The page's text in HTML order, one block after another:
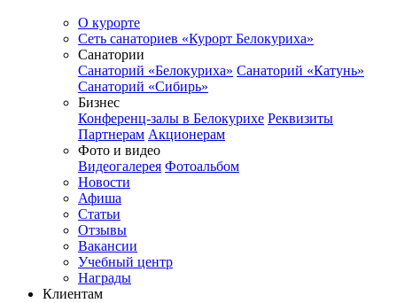
О курорте
Сеть санаториев «Курорт Белокуриха»
Санатории
Санаторий «Белокуриха» Санаторий «Катунь»
Санаторий «Сибирь»
Бизнес
Конференц-залы в Белокурихе Реквизиты
Партнерам Акционерам
Фото и видео
Видеогалерея Фотоальбом
Новости
Афиша
Статьи
Отзывы
Вакансии
Учебный центр
Награды
Клиентам